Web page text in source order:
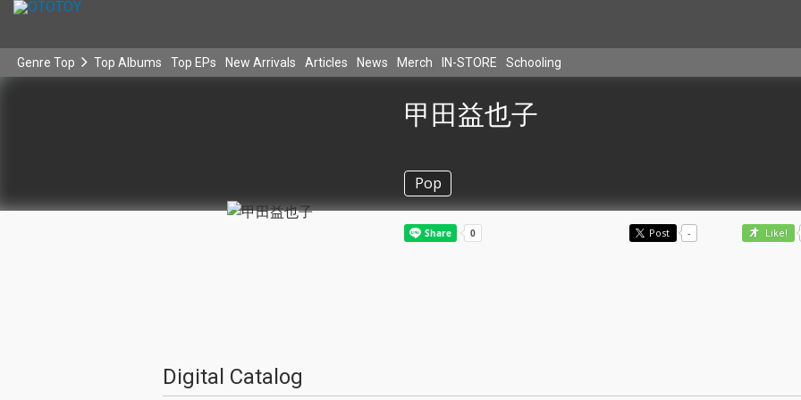
Genre Top Top Albums Top EPs New Arrivals Articles News Merch IN-STORE Schooling
甲田益也子
Pop
Post - Like!
Digital Catalog